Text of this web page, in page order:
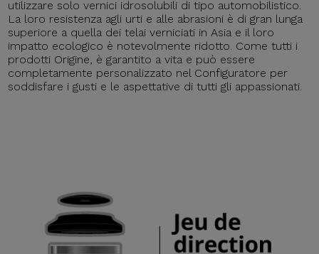
utilizzare solo vernici idrosolubili di tipo automobilistico.
La loro resistenza agli urti e alle abrasioni è di gran lunga
superiore a quella dei telai verniciati in Asia e il loro
impatto ecologico è notevolmente ridotto. Come tutti i
prodotti Origine, è garantito a vita e può essere
completamente personalizzato nel Configuratore per
soddisfare i gusti e le aspettative di tutti gli appassionati.